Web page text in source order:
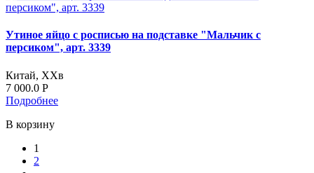
Утиное яйцо с росписью на подставке "Мальчик с
персиком", арт. 3339
Китай, ХХв
7 000.0 Р
Подробнее
В корзину
1
2